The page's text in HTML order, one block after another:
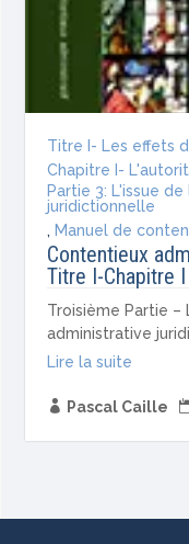
Titre I- Les effets
Chapitre I-
Partie 3: L'issue
juridictionnelle
, Manuel de
Contentieux
Titre I-Chapitre I
Troisième Partie –
administrative
Lire la suite
 Pascal Caille